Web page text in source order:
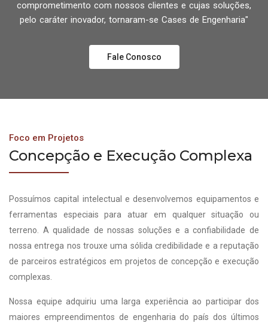
comprometimento com nossos clientes e cujas soluções,
pelo caráter inovador, tornaram-se Cases de Engenharia"
Fale Conosco
Foco em Projetos
Concepção e Execução Complexa
Possuímos capital intelectual e desenvolvemos equipamentos e
ferramentas especiais para atuar em qualquer situação ou
terreno. A qualidade de nossas soluções e a confiabilidade de
nossa entrega nos trouxe uma sólida credibilidade e a reputação
de parceiros estratégicos em projetos de concepção e execução
complexas.
Nossa equipe adquiriu uma larga experiência ao participar dos
maiores empreendimentos de engenharia do país dos últimos